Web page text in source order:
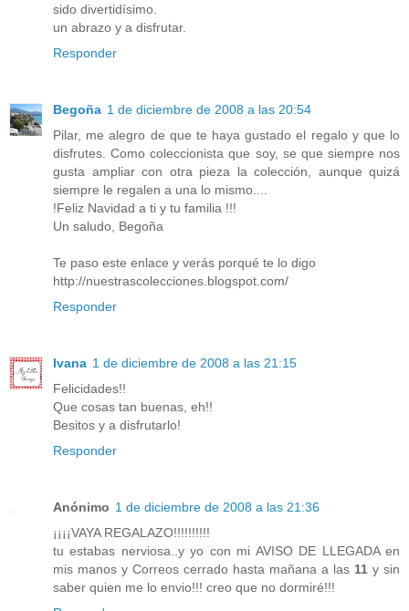
sido divertidísimo.
un abrazo y a disfrutar.
Responder
Begoña 1 de diciembre de 2008 a las 20:54
Pilar, me alegro de que te haya gustado el regalo y que lo
disfrutes. Como coleccionista que soy, se que siempre nos
gusta ampliar con otra pieza la colección, aunque quizá
siempre le regalen a una lo mismo....
!Feliz Navidad a ti y tu familia !!!
Un saludo, Begoña
Te paso este enlace y verás porqué te lo digo
http://nuestrascolecciones.blogspot.com/
Responder
Ivana 1 de diciembre de 2008 a las 21:15
Felicidades!!
Que cosas tan buenas, eh!!
Besitos y a disfrutarlo!
Responder
Anónimo 1 de diciembre de 2008 a las 21:36
¡¡¡¡VAYA REGALAZO!!!!!!!!!!
tu estabas nerviosa..y yo con mi AVISO DE LLEGADA en
mis manos y Correos cerrado hasta mañana a las 11 y sin
saber quien me lo envio!!! creo que no dormiré!!!